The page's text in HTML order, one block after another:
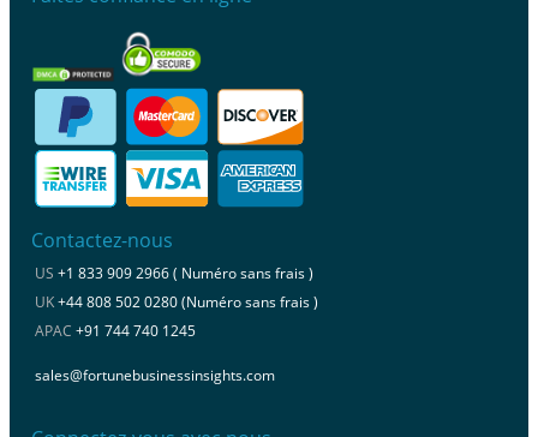
Contactez-nous
US +1 833 909 2966 ( Numéro sans frais )
UK+44 808 502 0280 (Numéro sans frais )
APAC +91 744 740 1245
sales@fortunebusinessinsights.com